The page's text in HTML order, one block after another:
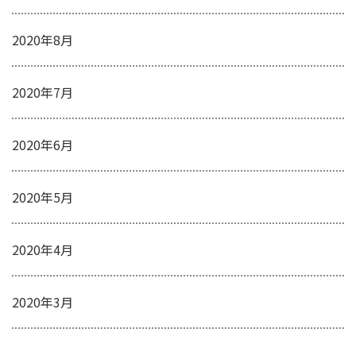
2020年8月
2020年7月
2020年6月
2020年5月
2020年4月
2020年3月